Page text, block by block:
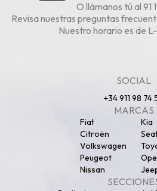
O llámanos tú al 91
Revisa nuestras preguntas
Nuestro horario es de
SOCIAL
+34 911 98 74
MARCAS
Fiat
Kia
Citroën
Volkswagen
Peugeot
Nissan